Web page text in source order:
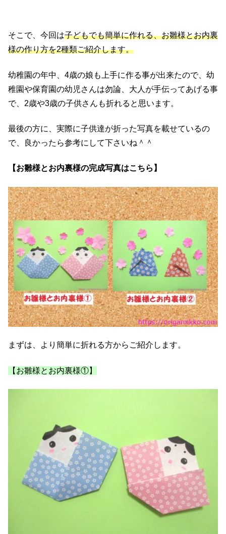
そこで、今回は子どもでも簡単に作れる、お雛様とお内裏
様の作り方を2種類ご紹介します。
幼稚園の年中、4歳の娘も上手に作る事が出来たので、幼
稚園や保育園の幼児さんは勿論、大人が手伝ってあげる事
で、2歳や3歳の子供さんも折れると思います。
最後の方に、実際に子供達が折った写真を載せているの
で、良かったら参考にして下さいね＾＾
【お雛様とお内裏様の完成写真はこちら】
まずは、より簡単に折れる方からご紹介します。
【お雛様とお内裏様①】